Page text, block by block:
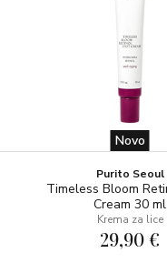
Novo
Purito Seoul
Timeless Bloom
Cream 30 ml
Krema za lice
29,90 €